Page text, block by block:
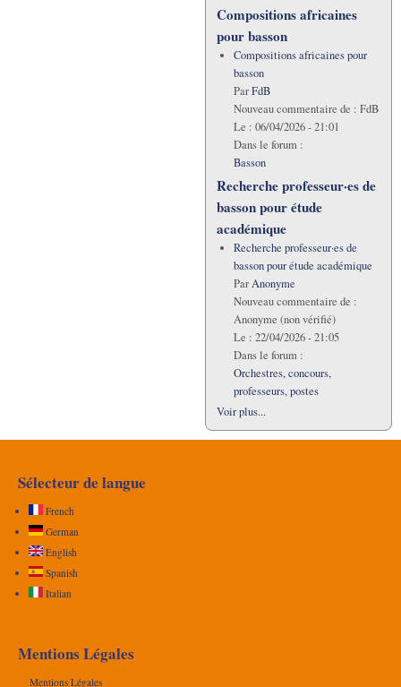
Compositions africaines
pour basson
Compositions africaines pour
basson
ParFdB
Nouveau commentaire de : FdB
Le : 06/04/2026 - 21:01
Dans le forum :
Basson
Recherche professeur·es de
basson pour étude
académique
Recherche professeur·es de
basson pour étude académique
ParAnonyme
Nouveau commentaire de :
Anonyme (non vérifié)
Le : 22/04/2026 - 21:05
Dans le forum :
Orchestres, concours,
professeurs, postes
Voir plus...
Sélecteur de langue
French
German
English
Spanish
Italian
Mentions Légales
Mentions Légales